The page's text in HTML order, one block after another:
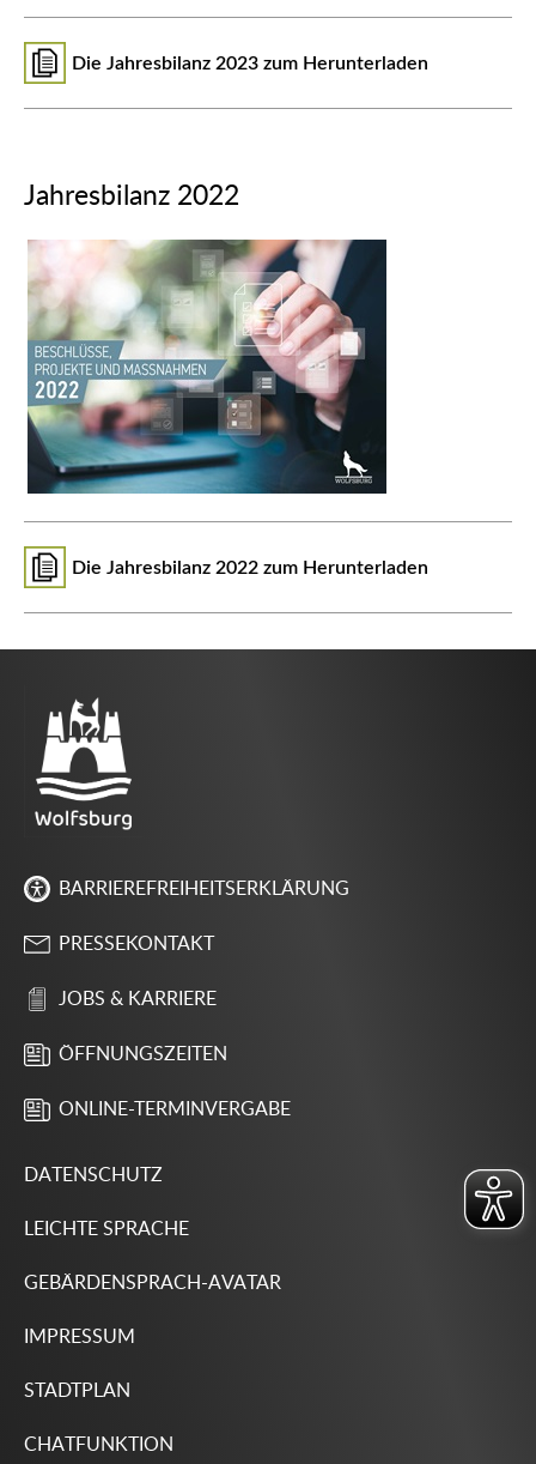
Die Jahresbilanz 2023 zum Herunterladen
Jahresbilanz 2022
Die Jahresbilanz 2022 zum Herunterladen
BARRIEREFREIHEITSERKLÄRUNG
PRESSEKONTAKT
JOBS & KARRIERE
ÖFFNUNGSZEITEN
ONLINE-TERMINVERGABE
DATENSCHUTZ
LEICHTE SPRACHE
GEBÄRDENSPRACH-AVATAR
IMPRESSUM
STADTPLAN
CHATFUNKTION